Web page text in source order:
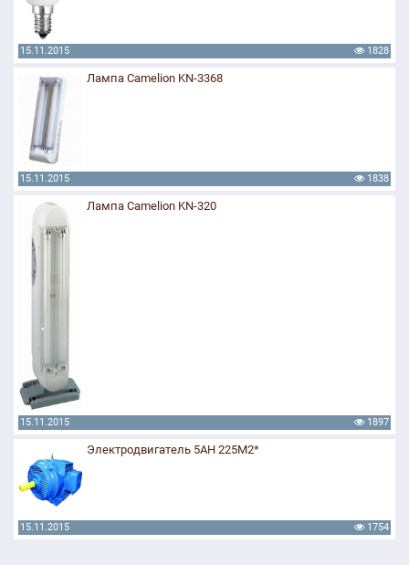
15.11.2015 1828
Лампа Camelion KN-3368
15.11.2015 1838
Лампа Camelion KN-320
15.11.2015 1897
Электродвигатель 5АН 225М2*
15.11.2015 1754